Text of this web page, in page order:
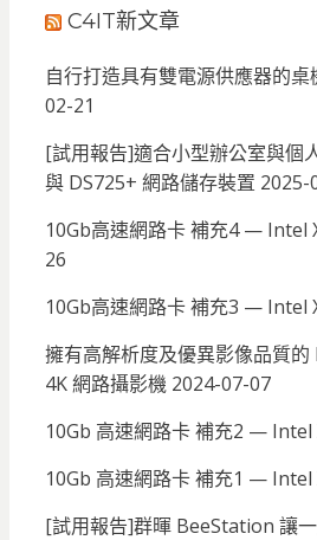
C4IT新文章
自行打造具有雙電源供應器的桌
02-21
[試用報告]適合小型辦公室與個
與 DS725+ 網路儲存裝置 2025-
10Gb高速網路卡 補充4 — Intel
26
10Gb高速網路卡 補充3 — Intel
擁有高解析度及優異影像品質
4K 網路攝影機 2024-07-07
10Gb 高速網路卡 補充2 — Intel
10Gb 高速網路卡 補充1 — Intel
[試用報告]群暉 BeeStation 讓